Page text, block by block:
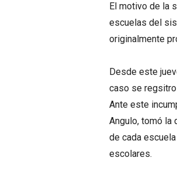
El motivo de la
escuelas del
originalmente
Desde este
caso se
Ante este
Angulo, tomó la
de cada
escolares.